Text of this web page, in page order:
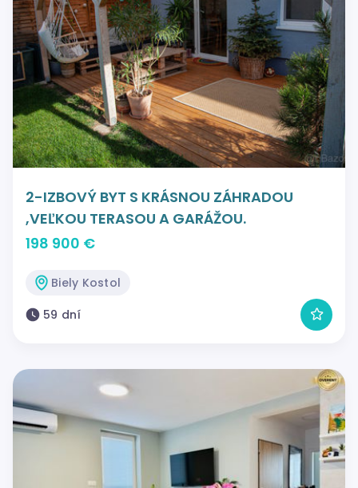
2-IZBOVÝ BYT S KRÁSNOU ZÁHRADOU
,VEĽKOU TERASOU A GARÁŽOU.
198 900 €
Biely Kostol
59 dní